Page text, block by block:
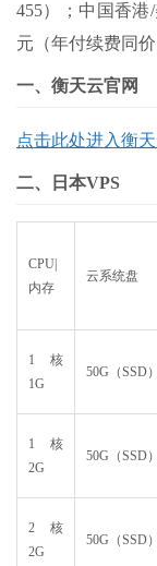
455）；中国香港
元（年付续费同价
一、衡天云官网
点击此处进入衡
二、日本VPS
CPU|
内存
云系统盘
1核
1G
50G（SSD）
1核
2G
50G（SSD）
2核
2G
50G（SSD）